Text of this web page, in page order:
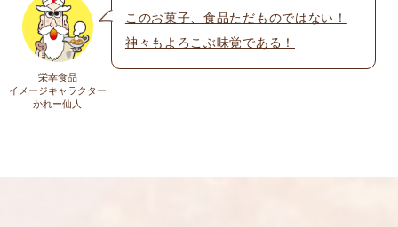
上に表示された文字を入力してください。
栄幸食品
イメージキャラクター
かれー仙人
このお菓子、食品ただものではない！
神々もよろこぶ味覚である！